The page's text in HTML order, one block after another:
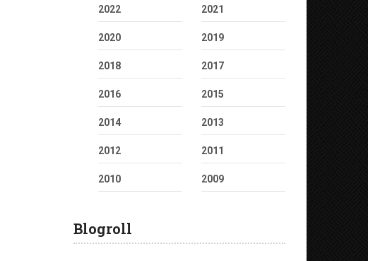
2022 2021
2020 2019
2018 2017
2016 2015
2014 2013
2012 2011
2010 2009
Blogroll